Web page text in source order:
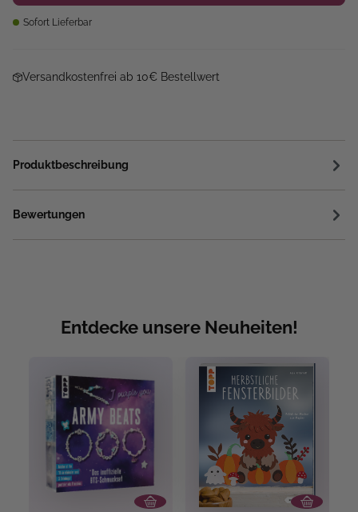
Sofort Lieferbar
Versandkostenfrei ab 10€ Bestellwert
Produktbeschreibung
Bewertungen
Entdecke unsere Neuheiten!